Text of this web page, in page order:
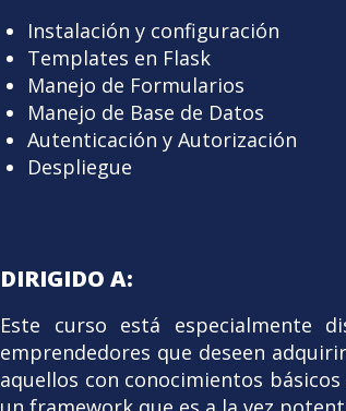
Instalación y configuración
Templates en Flask
Manejo de Formularios
Manejo de Base de Datos
Autenticación y Autorización
Despliegue
DIRIGIDO A:
Este curso está especialmente
emprendedores que deseen
aquellos con conocimientos